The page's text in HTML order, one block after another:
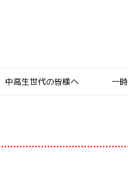
中高生世代の皆様へ 一